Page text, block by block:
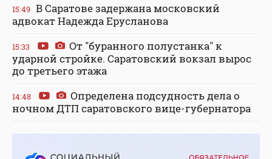
15:49 В Саратове задержана московский
адвокат Надежда Ерусланова
15:33
От "буранного полустанка" к
ударной стройке. Саратовский вокзал вырос
до третьего этажа
14:48
Определена подсудность дела о
ночном ДТП саратовского вице-губернатора